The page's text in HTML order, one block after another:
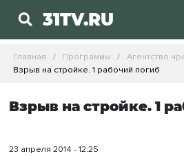
31TV.RU
Главная Программы
Агентство
Взрыв на стройке. 1 рабочий погиб
Взрыв на стройке. 1
23 апреля 2014 - 12:25